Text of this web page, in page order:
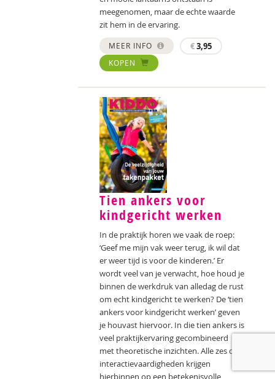
meegenomen, maar de echte waarde
zit hem in de ervaring.
MEER INFO €3,95
KOPEN
Tien ankers voor
kindgericht werken
In de praktijk horen we vaak de roep:
‘Geef me mijn vak weer terug, ik wil dat
er weer tijd is voor de kinderen.’ Er
wordt veel van je verwacht, hoe houd je
binnen de werkdruk van alledag de rust
om echt kindgericht te werken? De ‘tien
ankers voor kindgericht werken’ geven
je houvast hiervoor. In die tien ankers is
veel praktijkervaring gecombineerd
met theoretische inzichten. Alle zes de
interactievaardigheden krijgen
hierbinnen op een betekenisvolle